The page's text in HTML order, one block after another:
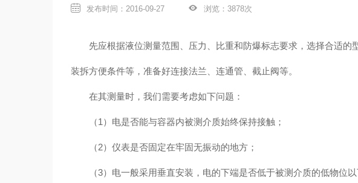
发布时间：2016-09-27 浏览：3878次
先应根据液位测量范围、压力、比重和防爆标志要求，选择合适的
装拆方便条件等，准备好连接法兰、连通管、截止阀等。
在其测量时，我们需要考虑如下问题：
（1）电是否能与容器内被测介质始终保持接触；
（2）仪表是否固定在牢固无振动的地方；
（3）电一般采用垂直安装，电的下端是否低于被测介质的低物位以